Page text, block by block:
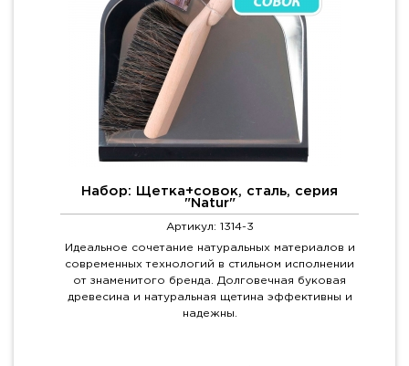
Набор: Щетка+совок, сталь, серия
"Natur"
Артикул: 1314-3
Идеальное сочетание натуральных материалов и
современных технологий в стильном исполнении
от знаменитого бренда. Долговечная буковая
древесина и натуральная щетина эффективны и
надежны.